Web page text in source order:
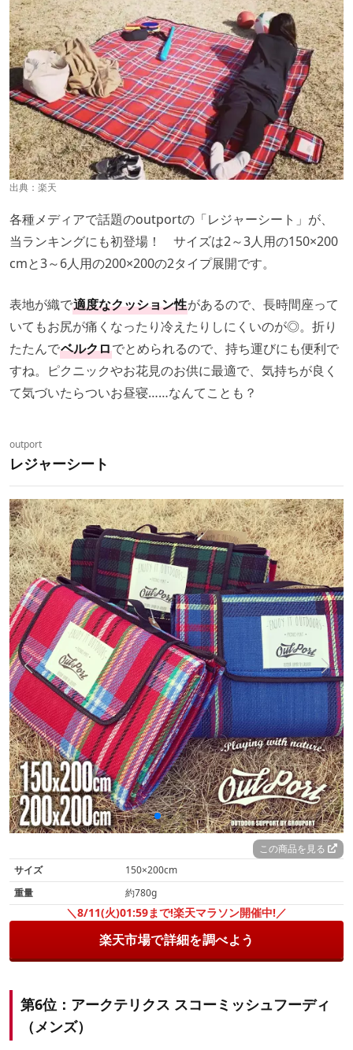
出典： 楽天
各種メディアで話題のoutportの「レジャーシート」が、
当ランキングにも初登場！ サイズは2～3人用の150×200
cmと3～6人用の200×200の2タイプ展開です。
表地が織で適度なクッション性があるので、長時間座って
いてもお尻が痛くなったり冷えたりしにくいのが◎。折り
たたんでベルクロでとめられるので、持ち運びにも便利で
すね。ピクニックやお花見のお供に最適で、気持ちが良く
て気づいたらついお昼寝……なんてことも？
outport
レジャーシート
この商品を見る
サイズ
150×200cm
重量
約780g
＼8/11(火)01:59まで!楽天マラソン開催中!／
楽天市場で詳細を調べよう
第6位：アークテリクス スコーミッシュフーディ
（メンズ）